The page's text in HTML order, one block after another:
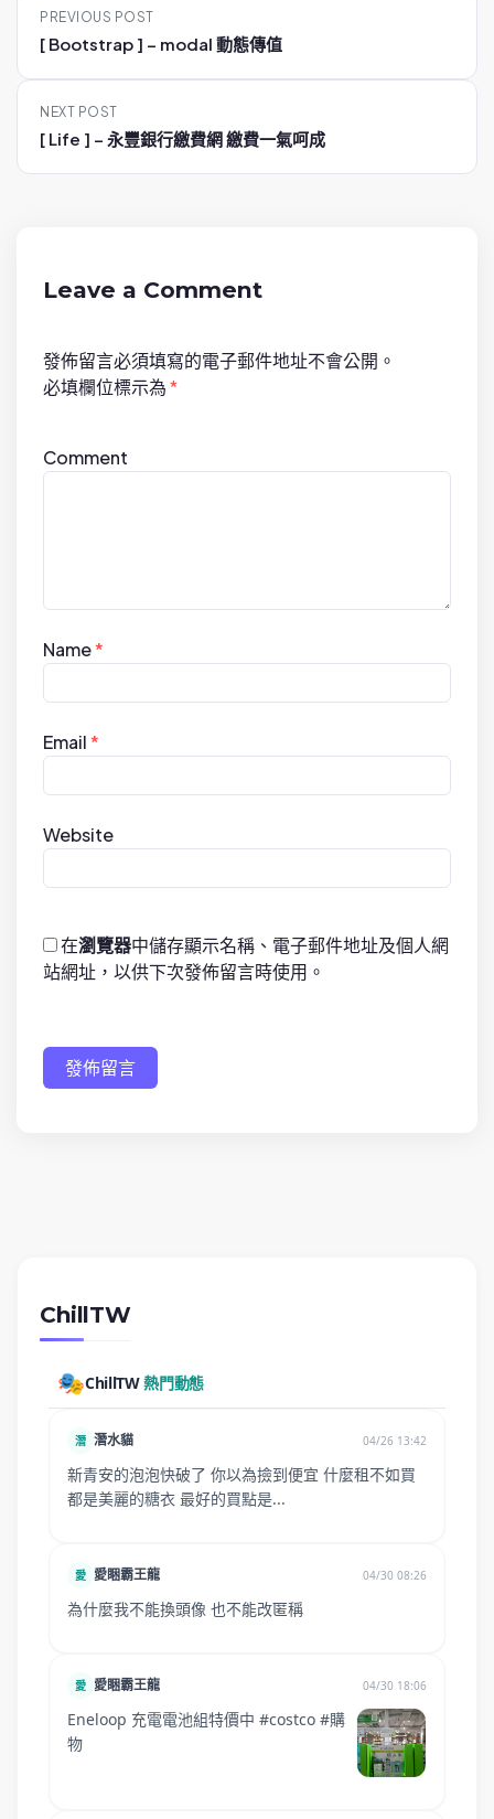
t
v
PREVIOUS POST
[ Bootstrap ] – modal 動態傳值
NEXT POST
[ Life ] – 永豐銀行繳費網 繳費一氣呵成
Leave a Comment
發佈留言必須填寫的電子郵件地址不會公開。
必填欄位標示為*
Comment
Name*
Email*
Website
在瀏覽器中儲存顯示名稱、電子郵件地址及個人網
站網址，以供下次發佈留言時使用。
發佈留言
ChillTW